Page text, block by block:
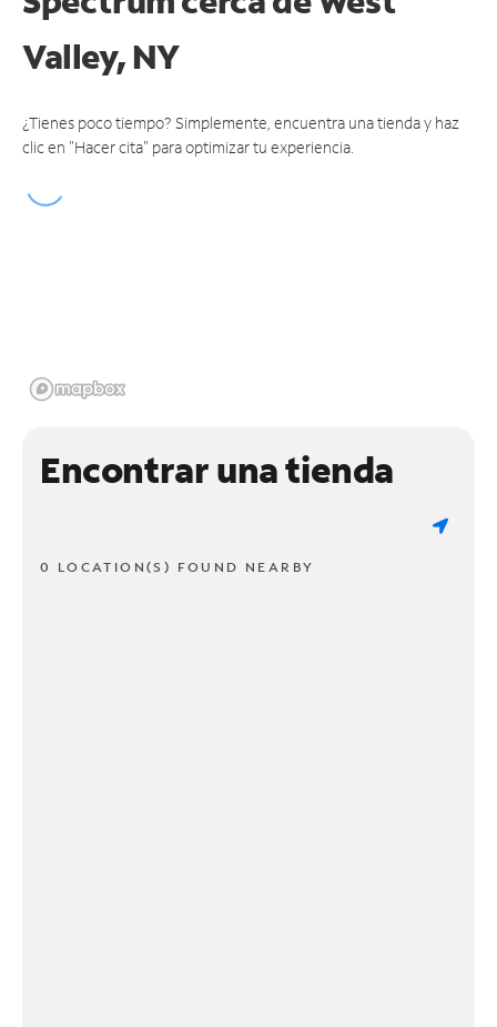
Valley, NY
¿Tienes poco tiempo? Simplemente, encuentra una tienda y haz
clic en "Hacer cita" para optimizar tu experiencia.
Encontrar una tienda
0 LOCATION(S) FOUND NEARBY